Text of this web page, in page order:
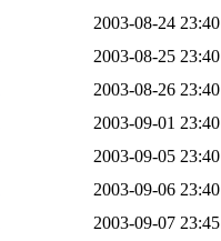
2003-08-24 23:40
2003-08-25 23:40
2003-08-26 23:40
2003-09-01 23:40
2003-09-05 23:40
2003-09-06 23:40
2003-09-07 23:45